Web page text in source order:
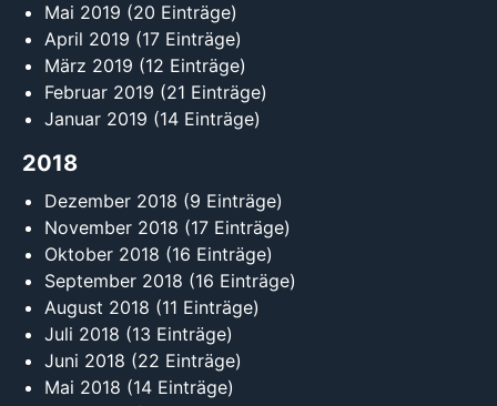
Mai 2019 (20 Einträge)
April 2019 (17 Einträge)
März 2019 (12 Einträge)
Februar 2019 (21 Einträge)
Januar 2019 (14 Einträge)
2018
Dezember 2018 (9 Einträge)
November 2018 (17 Einträge)
Oktober 2018 (16 Einträge)
September 2018 (16 Einträge)
August 2018 (11 Einträge)
Juli 2018 (13 Einträge)
Juni 2018 (22 Einträge)
Mai 2018 (14 Einträge)